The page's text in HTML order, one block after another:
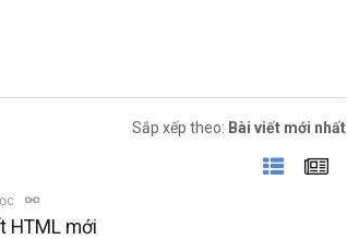
Sắp xếp theo: Bài viết mới nhất
HTML mới